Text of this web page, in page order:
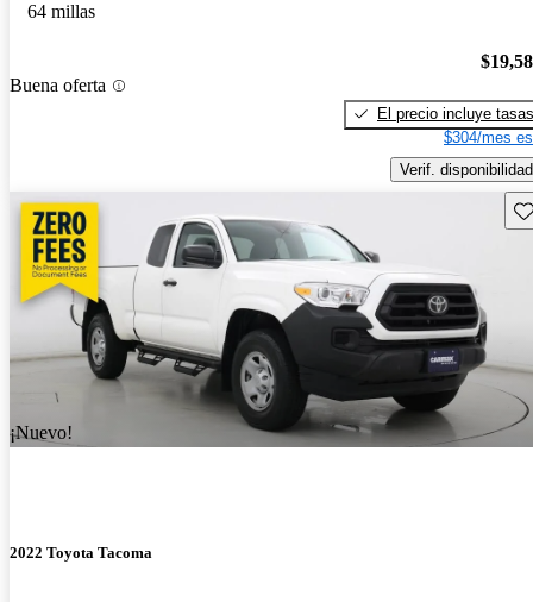
64 millas
Buena oferta
El precio incluye tasas
$304/mes
Verif. disponibilidad
¡Nuevo!
2022 Toyota Tacoma